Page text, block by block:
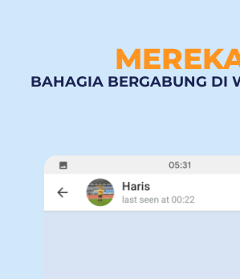
BAHAGIA BERGABUNG DI